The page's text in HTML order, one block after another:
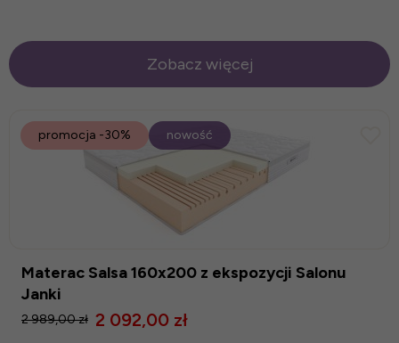
Zobacz więcej
Materac Salsa 160x200 z ekspozycji Salonu
Janki
2 092,00 zł
2 989,00 zł
promocja -30% nowość